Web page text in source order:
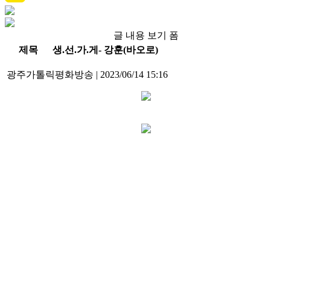
글 내용 보기 폼
제목
생.선.가.게- 강훈(바오로)
광주가톨릭평화방송 | 2023/06/14 15:16